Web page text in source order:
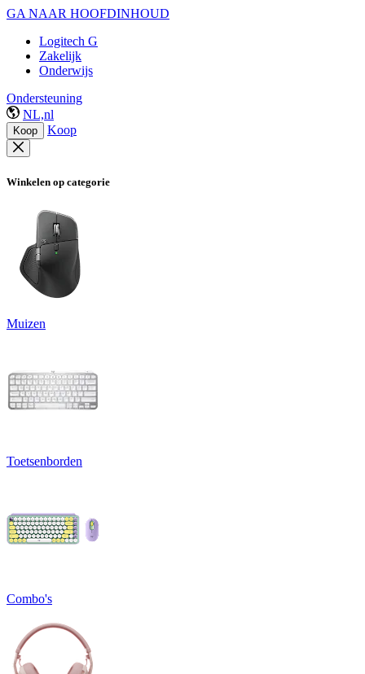
GA NAAR HOOFDINHOUD
Logitech G
Zakelijk
Onderwijs
Ondersteuning
NL,nl
Koop Koop
Winkelen op categorie
Muizen
Toetsenborden
Combo's